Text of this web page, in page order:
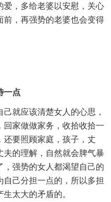
爱，多给老婆以安慰，关心
前，再强势的老婆也会变得
一点
就应该清楚女人的心思，
回家做做家务，收拾收拾一
要照顾家庭，孩子，丈
夫的理解，自然就会脾气暴
，强势的女人都渴望自己的
己分担一点的，所以多担
太大的矛盾的。